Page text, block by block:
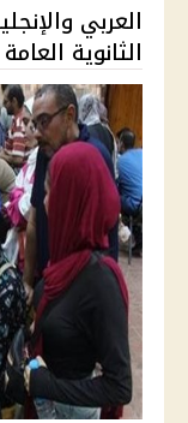
العربي
الثانوية العامة 2026 وتأثيرهما ع...